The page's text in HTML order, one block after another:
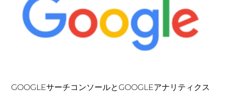
GOOGLEサーチコンソールとGOOGLEアナリティクス